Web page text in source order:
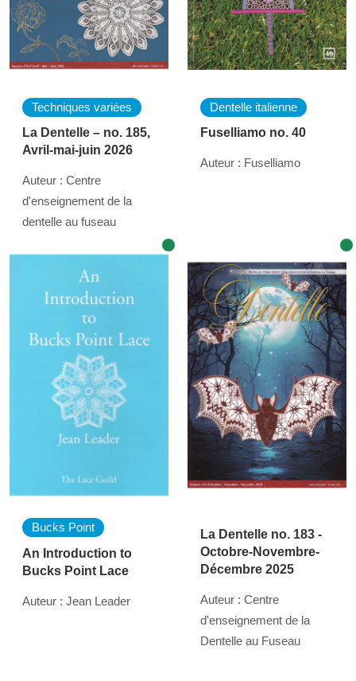
Techniques variées
La Dentelle – no. 185,
Avril-mai-juin 2026
Auteur : Centre
d'enseignement de la
dentelle au fuseau
Dentelle italienne
Fuselliamo no. 40
Auteur : Fuselliamo
Bucks Point
An Introduction to
Bucks Point Lace
Auteur : Jean Leader
La Dentelle no. 183 -
Octobre-Novembre-
Décembre 2025
Auteur : Centre
d'enseignement de la
Dentelle au Fuseau